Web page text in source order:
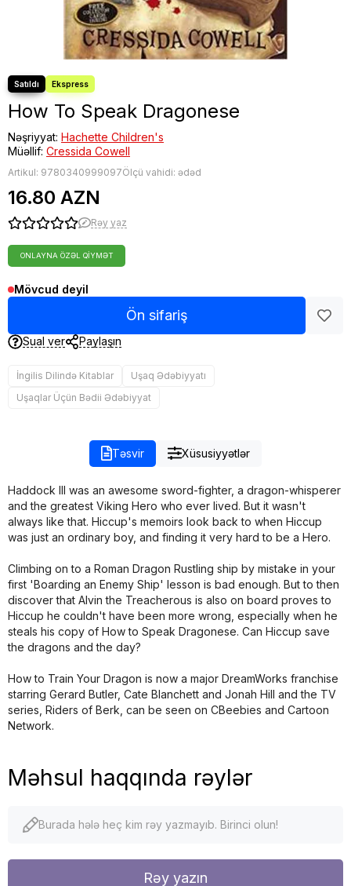
How To Speak Dragonese
Nəşriyyat: Hachette Children's
Müəllif: Cressida Cowell
Artikul: 9780340999097Ölçü vahidi: ədəd
16.80 AZN
Rəy yaz
ONLAYNA ÖZƏL QIYMƏT
Mövcud deyil
Ön sifariş
Sual ver Paylaşın
İngilis Dilində Kitablar
Uşaq Ədəbiyyatı
Uşaqlar Üçün Bədii Ədəbiyyat
Təsvir Xüsusiyyətlər
Haddock III was an awesome sword-fighter, a dragon-whisperer
and the greatest Viking Hero who ever lived. But it wasn't
always like that. Hiccup's memoirs look back to when Hiccup
was just an ordinary boy, and finding it very hard to be a Hero.
Climbing on to a Roman Dragon Rustling ship by mistake in your
first 'Boarding an Enemy Ship' lesson is bad enough. But to then
discover that Alvin the Treacherous is also on board proves to
Hiccup he couldn't have been more wrong, especially when he
steals his copy of How to Speak Dragonese. Can Hiccup save
the dragons and the day?
How to Train Your Dragon is now a major DreamWorks franchise
starring Gerard Butler, Cate Blanchett and Jonah Hill and the TV
series, Riders of Berk, can be seen on CBeebies and Cartoon
Network.
Məhsul haqqında rəylər
Burada hələ heç kim rəy yazmayıb. Birinci olun!
Rəy yazın